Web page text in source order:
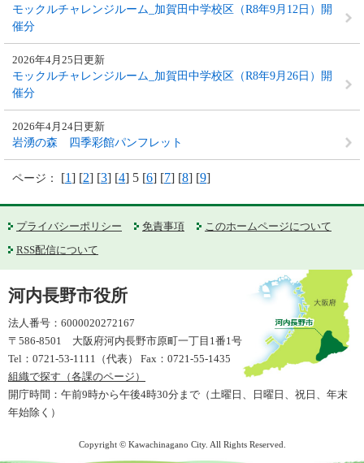
モックルチャレンジルーム_加賀田中学校区（R8年9月12日）開
催分
モックルチャレンジルーム_加賀田中学校区（R8年9月26日）開
催分
2026年4月25日更新
岩湧の森 四季彩館パンフレット
2026年4月24日更新
ページ： [1] [2] [3] [4] 5 [6] [7] [8] [9]
プライバシーポリシー 免責事項
このホームページについて
RSS配信について
河内長野市役所
法人番号：6000020272167
〒586-8501 大阪府河内長野市原町一丁目1番1号
Tel：0721-53-1111（代表） Fax：0721-55-1435
組織で探す（各課のページ）
開庁時間：午前9時から午後4時30分まで（土曜日、日曜日、祝日、年末
年始除く）
Copyright © Kawachinagano City. All Rights Reserved.